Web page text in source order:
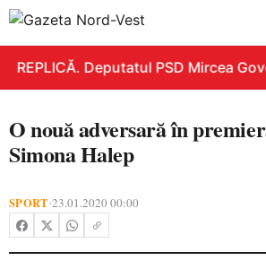
REPLICĂ. Deputatul PSD Mircea
O nouă adversară în
Simona Halep
SPORT•23.01.2020 00:00